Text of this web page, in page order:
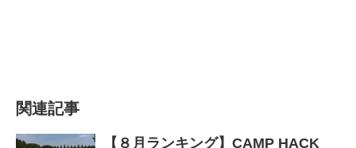
関連記事
【８月ランキング】CAMP HACK